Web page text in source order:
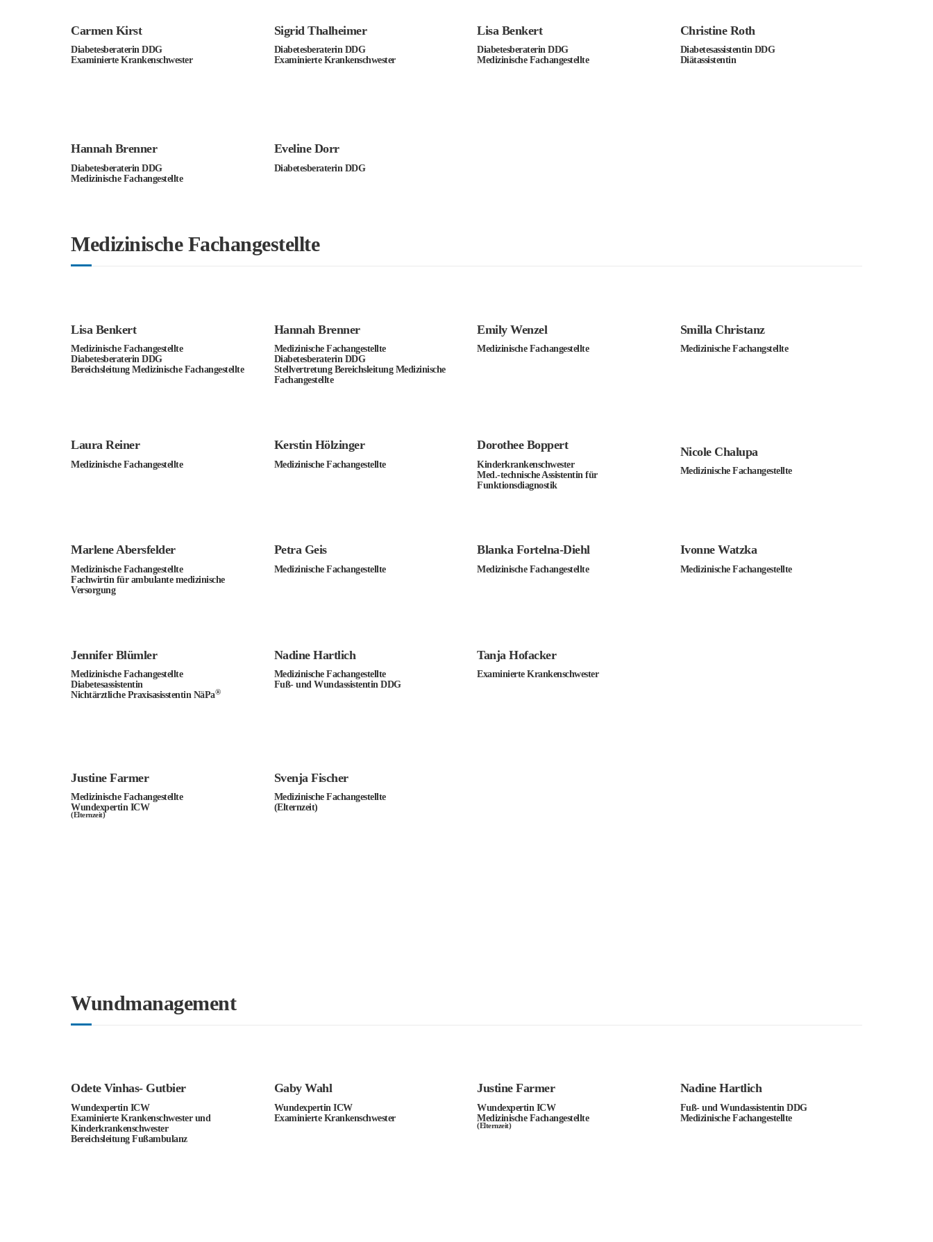
Carmen Kirst
Diabetesberaterin DDG
Examinierte Krankenschwester
Sigrid Thalheimer
Diabetesberaterin DDG
Examinierte Krankenschwester
Lisa Benkert
Diabetesberaterin DDG
Medizinische Fachangestellte
Christine Roth
Diabetesassistentin DDG
Diätassistentin
Hannah Brenner
Diabetesberaterin DDG
Medizinische Fachangestellte
Eveline Dorr
Diabetesberaterin DDG
Medizinische Fachangestellte
Lisa Benkert
Medizinische Fachangestellte
Diabetesberaterin DDG
Bereichsleitung Medizinische Fachangestellte
Hannah Brenner
Medizinische Fachangestellte
Diabetesberaterin DDG
Stellvertretung Bereichsleitung Medizinische
Fachangestellte
Emily Wenzel
Medizinische Fachangestellte
Smilla Christanz
Medizinische Fachangstellte
Laura Reiner
Medizinische Fachangestellte
Kerstin Hölzinger
Medizinische Fachangestellte
Dorothee Boppert
Kinderkrankenschwester
Med.-technische Assistentin für
Funktionsdiagnostik
Nicole Chalupa
Medizinische Fachangestellte
Marlene Abersfelder
Medizinische Fachangestellte
Fachwirtin für ambulante medizinische
Versorgung
Petra Geis
Medizinische Fachangestellte
Blanka Fortelna-Diehl
Medizinische Fachangestellte
Ivonne Watzka
Medizinische Fachangestellte
Jennifer Blümler
Medizinische Fachangestellte
Diabetesassistentin
Nichtärztliche Praxisasisstentin NäPa®
Nadine Hartlich
Medizinische Fachangestellte
Fuß- und Wundassistentin DDG
Tanja Hofacker
Examinierte Krankenschwester
Justine Farmer
Medizinische Fachangestellte
Wundexpertin ICW
(Elternzeit)
Svenja Fischer
Medizinische Fachangestellte
(Elternzeit)
Wundmanagement
Odete Vinhas- Gutbier
Wundexpertin ICW
Examinierte Krankenschwester und
Kinderkrankenschwester
Bereichsleitung Fußambulanz
Gaby Wahl
Wundexpertin ICW
Examinierte Krankenschwester
Justine Farmer
Wundexpertin ICW
Medizinische Fachangestellte
(Elternzeit)
Nadine Hartlich
Fuß- und Wundassistentin DDG
Medizinische Fachangestellte